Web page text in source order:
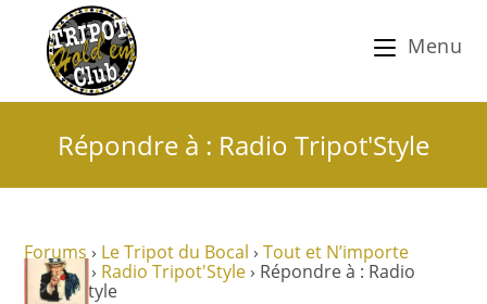
Menu
Répondre à : Radio Tripot'Style
Forums › Le Tripot du Bocal › Tout et N’importe
Nawak ! › Radio Tripot'Style › Répondre à : Radio
Tripot'Style